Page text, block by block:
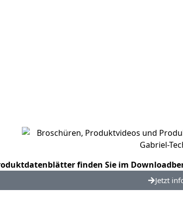
finden Sie im
Jetzt